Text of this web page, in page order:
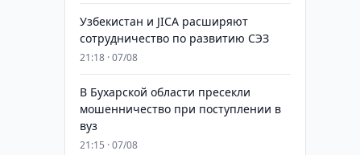
Узбекистан и JICA расширяют
сотрудничество по развитию СЭЗ
21:18 · 07/08
В Бухарской области пресекли
мошенничество при поступлении в
вуз
21:15 · 07/08